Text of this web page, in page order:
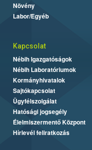
Növény
Labor/Egyéb
Kapcsolat
Nébih Igazgatóságok
Nébih Laboratóriumok
Kormányhivatalok
Sajtókapcsolat
Ügyfélszolgálat
Hatósági jogsegély
Élelmiszermentő Központ
Hírlevél feliratkozás